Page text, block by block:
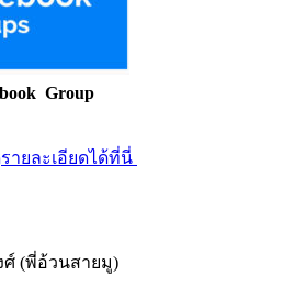
Group
รายละเอียดได้ที่นี่
(พี่อ้วนสายมู)